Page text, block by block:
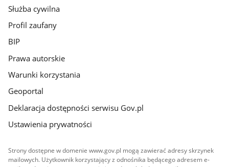
Służba cywilna
Profil zaufany
BIP
Prawa autorskie
Warunki korzystania
Geoportal
Deklaracja dostępności serwisu Gov.pl
Ustawienia prywatności
Strony dostępne w domenie www.gov.pl mogą zawierać adresy skrzynek
mailowych. Użytkownik korzystający z odnośnika będącego adresem e-